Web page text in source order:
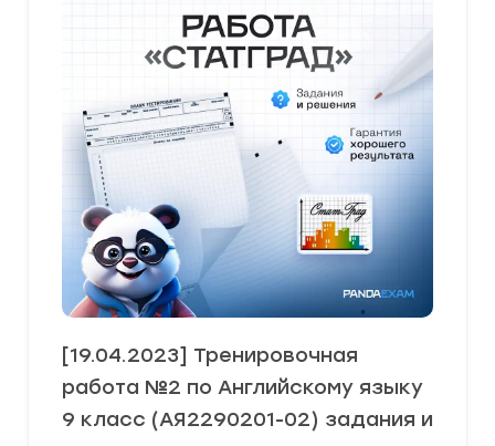
[19.04.2023] Тренировочная
работа №2 по Английскому языку
9 класс (АЯ2290201-02) задания и